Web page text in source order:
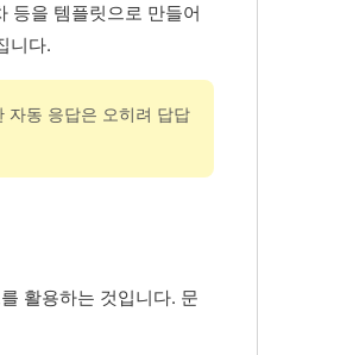
등을 템플릿으로 만들어
니다.
자동 응답은 오히려 답답
활용하는 것입니다. 문